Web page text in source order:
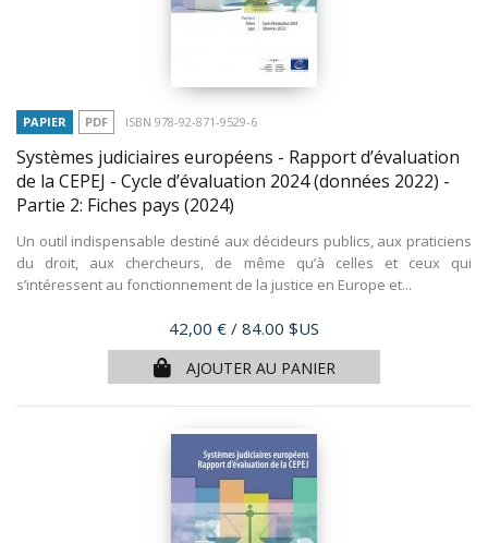
PAPIER PDF ISBN 978-92-871-9529-6
Systèmes judiciaires européens - Rapport d’évaluation
de la CEPEJ - Cycle d’évaluation 2024 (données 2022) -
Partie 2: Fiches pays (2024)
Un outil indispensable destiné aux décideurs publics, aux praticiens
du droit, aux chercheurs, de même qu’à celles et ceux qui
s’intéressent au fonctionnement de la justice en Europe et...
Prix
42,00 € / 84.00 $US
AJOUTER AU PANIER